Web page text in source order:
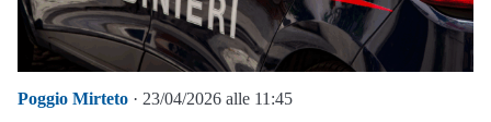
Poggio Mirteto · 23/04/2026 alle 11:45